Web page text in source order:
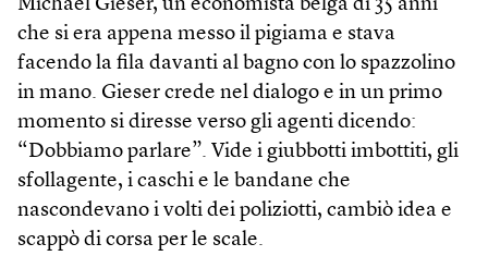
Michael Gieser, un economista belga di 35 anni
che si era appena messo il pigiama e stava
facendo la fila davanti al bagno con lo spazzolino
in mano. Gieser crede nel dialogo e in un primo
momento si diresse verso gli agenti dicendo:
“Dobbiamo parlare”. Vide i giubbotti imbottiti, gli
sfollagente, i caschi e le bandane che
nascondevano i volti dei poliziotti, cambiò idea e
scappò di corsa per le scale.